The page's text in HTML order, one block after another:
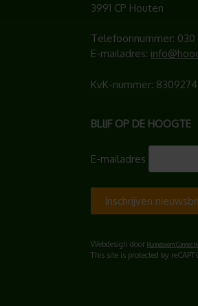
3991 CP Houten
Telefoonnummer: 030
E-mailadres:
KvK-nummer:
BLIJF OP DE HOOGTE
E-mailadres
Webdesign door Runneboom
This site is protected by